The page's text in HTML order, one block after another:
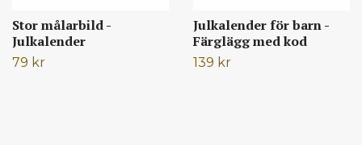
Stor målarbild -
Julkalender
79 kr
Julkalender för barn -
Färglägg med kod
139 kr